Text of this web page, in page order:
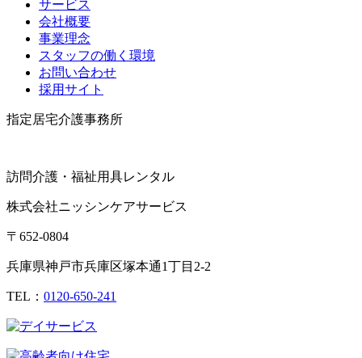
サービス
会社概要
事業理念
スタッフの働く環境
お問い合わせ
採用サイト
指定居宅介護事務所
訪問介護・福祉用具レンタル
株式会社ニッシンケアサービス
〒652-0804
兵庫県神戸市兵庫区塚本通1丁目2-2
TEL： 0120-650-241